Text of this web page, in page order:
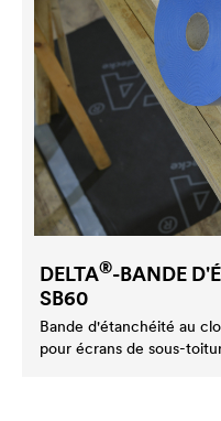
DELTA®-BANDE
SB60
Bande d'étanchéité au
pour écrans de sous-